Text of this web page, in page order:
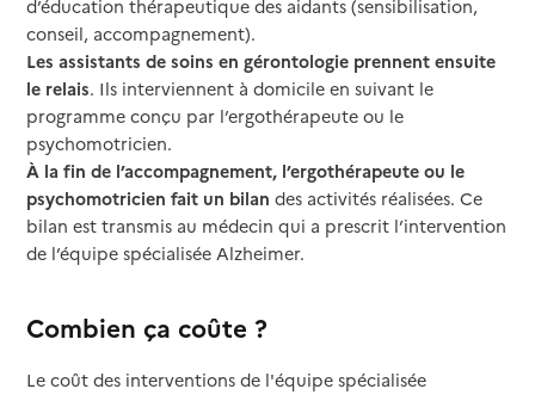
d’éducation thérapeutique des aidants (sensibilisation,
conseil, accompagnement).
Les assistants de soins en gérontologie prennent ensuite
le relais. Ils interviennent à domicile en suivant le
programme conçu par l’ergothérapeute ou le
psychomotricien.
À la fin de l’accompagnement, l’ergothérapeute ou le
psychomotricien fait un bilan des activités réalisées. Ce
bilan est transmis au médecin qui a prescrit l’intervention
de l’équipe spécialisée Alzheimer.
Combien ça coûte ?
Le coût des interventions de l'équipe spécialisée